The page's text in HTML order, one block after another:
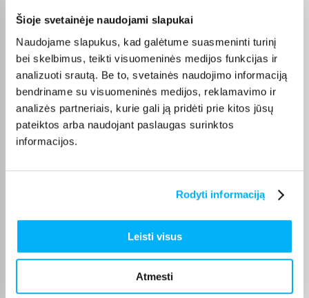
Šioje svetainėje naudojami slapukai
Naudojame slapukus, kad galėtume suasmeninti turinį
bei skelbimus, teikti visuomeninės medijos funkcijas ir
analizuoti srautą. Be to, svetainės naudojimo informaciją
bendriname su visuomeninės medijos, reklamavimo ir
analizės partneriais, kurie gali ją pridėti prie kitos jūsų
pateiktos arba naudojant paslaugas surinktos
informacijos.
Rodyti informaciją
Leisti visus
Atmesti
Violeta Z.
Mano patys mėgstamiausi kvepalai. Perku juos daug metų. Ačiū
Danutė G.
Patvirtintas pirkėjas
Puiki dovana darbui ir pramogai 🙂 Ačiū
Vitalijus T.
Ingrida V.
Patvirtintas pirkėjas
Greitai pristatytas, puikus aparatas, lengvas valdymas plius skani kava
dovanu � ...